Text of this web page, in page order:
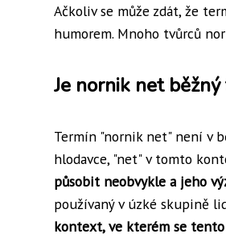
Ačkoliv se může zdát, že
humorem. Mnoho tvůrců
Je nornik net
Termín "nornik net" není v
hlodavce, "net" v tomto
působit neobvykle a jeho
používaný v úzké skupině
kontext, ve kterém se